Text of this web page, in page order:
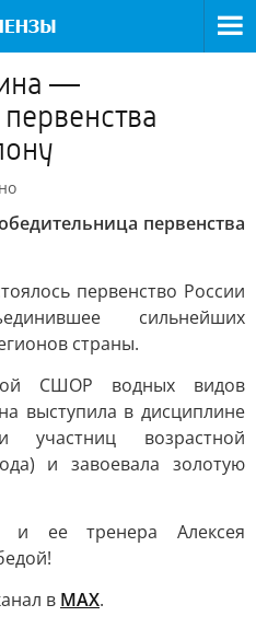
—
первенства
первенство России
сильнейших
страны.
СШОР водных видов
выступила в дисциплине
участниц возрастной
и завоевала золотую
и ее тренера Алексея
в MAX.